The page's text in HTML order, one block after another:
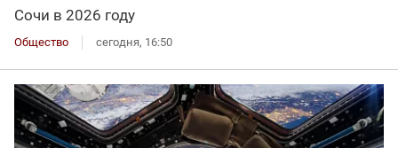
Сочи в 2026 году
Общество сегодня, 16:50